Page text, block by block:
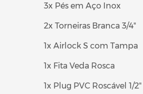
3x Pés em Aço Inox
2x Torneiras Branca 3/4"
1x Airlock S com Tampa
1x Fita Veda Rosca
1x Plug PVC Roscável 1/